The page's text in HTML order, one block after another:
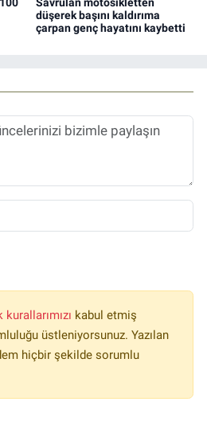
düşerek başını kaldırıma
çarpan genç hayatını kaybetti
kabul etmiş
üstleniyorsunuz. Yazılan
hiçbir şekilde sorumlu